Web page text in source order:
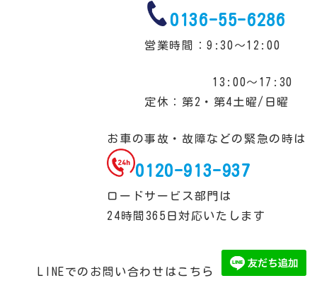
0136-55-6286
営業時間：9:30～12:00
13:00～17:30
定休：第2・第4土曜/日曜
お車の事故・故障などの緊急の時は
0120-913-937
ロードサービス部門は
24時間365日対応いたします
LINEでのお問い合わせはこちら